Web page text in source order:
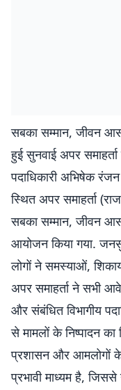
सबका सम्मान, जीवन
हुई सुनवाई अपर
पदाधिकारी अभिषेक
स्थित अपर समाहर्ता
सबका सम्मान, जीवन
आयोजन किया गया.
लोगों ने समस्याओं,
अपर समाहर्ता ने सभी
और संबंधित विभागीय
से मामलों के निष्पादन का
प्रशासन और आमलोगों के
प्रभावी माध्यम है, जिससे